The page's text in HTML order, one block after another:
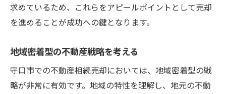
求めているため、これらをアピールポイントとして売却
を進めることが成功への鍵となります。
地域密着型の不動産戦略を考える
守口市での不動産相続売却においては、地域密着型の戦
略が非常に有効です。地域の特性を理解し、地元の不動